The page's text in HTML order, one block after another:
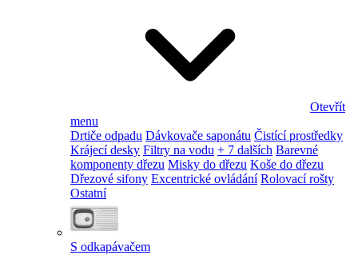
Otevřít
menu
Drtiče odpadu Dávkovače saponátu Čistící prostředky
Krájecí desky Filtry na vodu + 7 dalších Barevné
komponenty dřezu Misky do dřezu Koše do dřezu
Dřezové sifony Excentrické ovládání Rolovací rošty
Ostatní
S odkapávačem